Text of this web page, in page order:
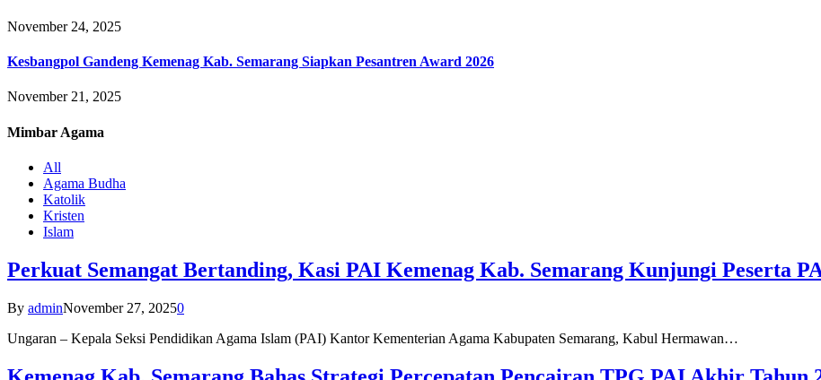
November 24, 2025
Kesbangpol Gandeng Kemenag Kab. Semarang Siapkan Pesantren Award 2026
November 21, 2025
Mimbar Agama
All
Agama Budha
Katolik
Kristen
Islam
Perkuat Semangat Bertanding, Kasi PAI Kemenag Kab. Semarang Kunjungi Peserta
By adminNovember 27, 20250
Ungaran – Kepala Seksi Pendidikan Agama Islam (PAI) Kantor Kementerian Agama Kabupaten Semarang, Kabul Hermawan…